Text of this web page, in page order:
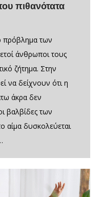
πιθανότατα
πρόβλημα των
άνθρωποι τους
ζήτημα. Στην
να δείχνουν ότι η
άκρα δεν
βαλβίδες των
αίμα δυσκολεύεται